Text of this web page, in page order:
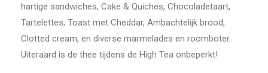
hartige sandwiches, Cake & Quiches, Chocoladetaart,
Tartelettes, Toast met Cheddar, Ambachtelijk brood,
Clotted cream, en diverse marmelades en roomboter.
Uiteraard is de thee tijdens de High Tea onbeperkt!